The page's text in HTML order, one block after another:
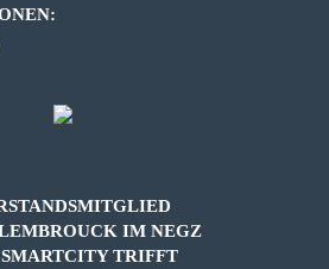
IM NEGZ
TRIFFT